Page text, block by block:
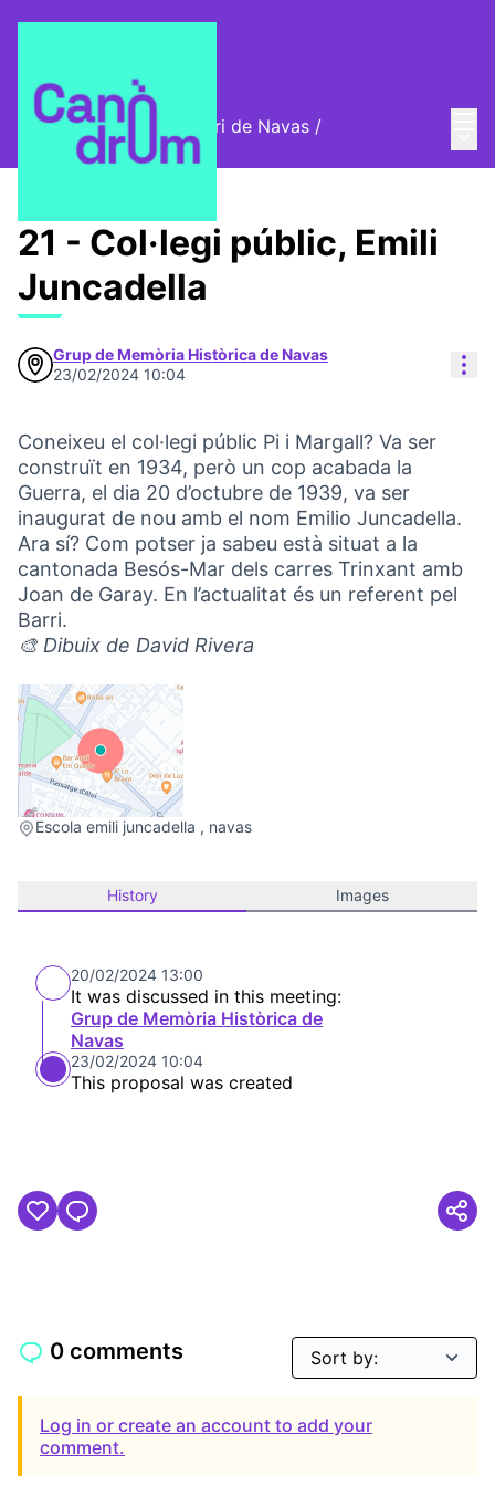
Cromos digitals del barri de Navas /
🦊 Digital stamps
21 - Col·legi públic, Emili
Juncadella
Grup de Memòria Històrica de Navas
23/02/2024 10:04
Coneixeu el col·legi públic Pi i Margall? Va ser
construït en 1934, però un cop acabada la
Guerra, el dia 20 d’octubre de 1939, va ser
inaugurat de nou amb el nom Emilio Juncadella.
Ara sí? Com potser ja sabeu està situat a la
cantonada Besós-Mar dels carres Trinxant amb
Joan de Garay. En l’actualitat és un referent pel
Barri.
🎨 Dibuix de David Rivera
Escola emili juncadella , navas
(External link)
History Images
20/02/2024 13:00
It was discussed in this meeting:
Grup de Memòria Històrica de
Navas
23/02/2024 10:04
This proposal was created
0 comments
Log in or create an account to add your
comment.